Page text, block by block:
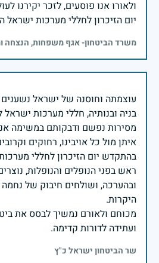
יום הזיכרון לחללי מערכות ישראל
משרד הביטחון- אגף משפחות, הנצחה
עוצמתה וחוסנה של ישראל
בניה ובנותיה, חללי מערכות ישראל
מסירות נפשם ודבקותם במשימה
בהתקדש יום הזיכרון לחללי
ראש בפני הנופלים והנופלות,
ובהערכה, ושולחים חיבוק של
מכוחם ולאורם נמשיך לבסס את
ועתידה לדורות קדימה.
שר הביטחון ישראל כ"ץ